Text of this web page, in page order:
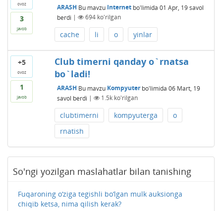
ovoz
3
javob
ARASH Bu mavzu Internetbo'limida 01 Apr, 19 savol
berdi | 694ko'rilgan
cache li o yinlar
+5
ovoz
1
javob
Club timerni qanday o`rnatsa
bo`ladi!
ARASH Bu mavzu Kompyuterbo'limida 06 Mart, 19
savol berdi | 1.5kko'rilgan
clubtimerni kompyuterga
o
rnatish
So'ngi yozilgan maslahatlar bilan tanishing
Fuqaroning o‘ziga tegishli bo‘lgan mulk auksionga
chiqib ketsa, nima qilish kerak?